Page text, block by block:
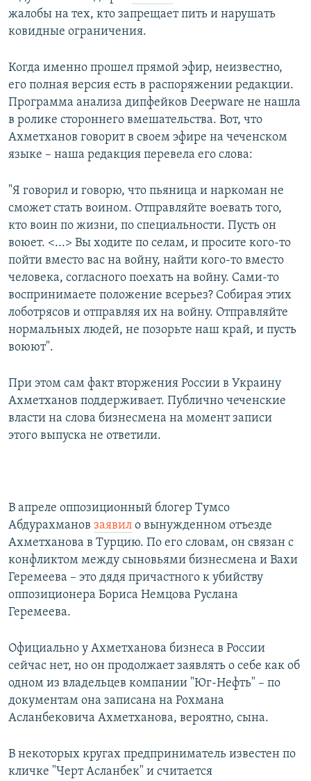
жалобы на тех, кто запрещает пить и нарушать
ковидные ограничения.
Когда именно прошел прямой эфир, неизвестно,
его полная версия есть в распоряжении редакции.
Программа анализа дипфейков Deepware не нашла
в ролике стороннего вмешательства. Вот, что
Ахметханов говорит в своем эфире на чеченском
языке – наша редакция перевела его слова:
"Я говорил и говорю, что пьяница и наркоман не
сможет стать воином. Отправляйте воевать того,
кто воин по жизни, по специальности. Пусть он
воюет. <...> Вы ходите по селам, и просите кого-то
пойти вместо вас на войну, найти кого-то вместо
человека, согласного поехать на войну. Сами-то
воспринимаете положение всерьез? Собирая этих
лоботрясов и отправляя их на войну. Отправляйте
нормальных людей, не позорьте наш край, и пусть
воюют".
При этом сам факт вторжения России в Украину
Ахметханов поддерживает. Публично чеченские
власти на слова бизнесмена на момент записи
этого выпуска не ответили.
В апреле оппозиционный блогер Тумсо
Абдурахманов заявил о вынужденном отъезде
Ахметханова в Турцию. По его словам, он связан с
конфликтом между сыновьями бизнесмена и Вахи
Геремеева – это дядя причастного к убийству
оппозиционера Бориса Немцова Руслана
Геремеева.
Официально у Ахметханова бизнеса в России
сейчас нет, но он продолжает заявлять о себе как об
одном из владельцев компании "Юг-Нефть" – по
документам она записана на Рохмана
Асланбековича Ахметханова, вероятно, сына.
В некоторых кругах предприниматель известен по
кличке "Черт Асланбек" и считается